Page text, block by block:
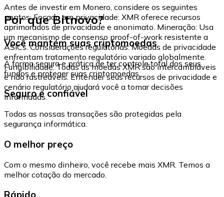
Antes de investir em Monero, considere os seguintes
pontos: Focado em privacidade: XMR oferece recursos
aprimorados de privacidade e anonimato. Mineração: Usa
um mecanismo de consenso proof-of-work resistente a
ASICs. Considerações regulatórias: Moedas de privacidade
enfrentam tratamento regulatório variado globalmente.
Fungibilidade: Todas as moedas XMR são intercambiáveis
e não rastreáveis. Entender seus recursos de privacidade e
cenário regulatório ajudará você a tomar decisões
informadas.
Por que Bitnovo?
Você mantém suas criptomoedas
A forma segura e prática de ter controle total dos seus
fundos e proteger suas criptomoedas.
Seguro e confiável
Todas as nossas transações são protegidas pela
segurança informática.
O melhor preço
Com o mesmo dinheiro, você recebe mais XMR. Temos a
melhor cotação do mercado.